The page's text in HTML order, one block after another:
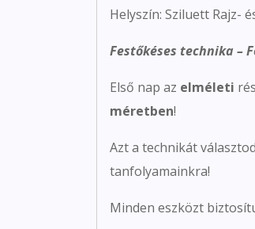
Helyszín: Sziluett Rajz-
Festőkéses technika –
Első nap az elméleti
méretben!
Azt a technikát
tanfolyamainkra!
Minden eszközt